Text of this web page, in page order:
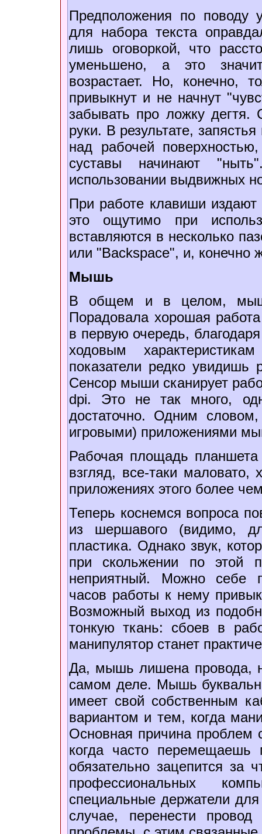
Предположения по поводу
для набора текста
лишь оговоркой, что
уменьшено, а это
возрастает. Но, конечно,
привыкнут и не начнут
забывать про ложку дегтя.
руки. В результате,
над рабочей
суставы начинают
использовании выдвижных
При работе клавиши
это ощутимо при
вставляются в несколько
или "Backspace", и, конечно
Мышь
В общем и в целом, мышь
Порадовала хорошая
в первую очередь,
ходовым
показатели редко
Сенсор мыши сканирует
dpi. Это не так много,
достаточно. Одним
игровыми) приложениями
Рабочая площадь
взгляд, все-таки
приложениях этого более
Теперь коснемся вопроса
из шершавого (видимо,
пластика. Однако звук,
при скольжении по этой
неприятный. Можно себе
часов работы к нему
Возможный выход из
тонкую ткань: сбоев в
манипулятор станет
Да, мышь лишена провода,
самом деле. Мышь
имеет свой собственным
вариантом и тем, когда
Основная причина проблем
когда часто
обязательно зацепится за
профессиональных
специальные держатели
случае, перенести